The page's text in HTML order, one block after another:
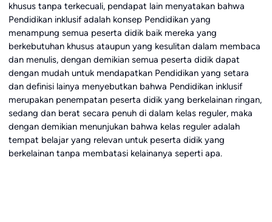
khusus tanpa terkecuali, pendapat lain menyatakan bahwa
Pendidikan inklusif adalah konsep Pendidikan yang
menampung semua peserta didik baik mereka yang
berkebutuhan khusus ataupun yang kesulitan dalam membaca
dan menulis, dengan demikian semua peserta didik dapat
dengan mudah untuk mendapatkan Pendidikan yang setara
dan definisi lainya menyebutkan bahwa Pendidikan inklusif
merupakan penempatan peserta didik yang berkelainan ringan,
sedang dan berat secara penuh di dalam kelas reguler, maka
dengan demikian menunjukan bahwa kelas reguler adalah
tempat belajar yang relevan untuk peserta didik yang
berkelainan tanpa membatasi kelainanya seperti apa.